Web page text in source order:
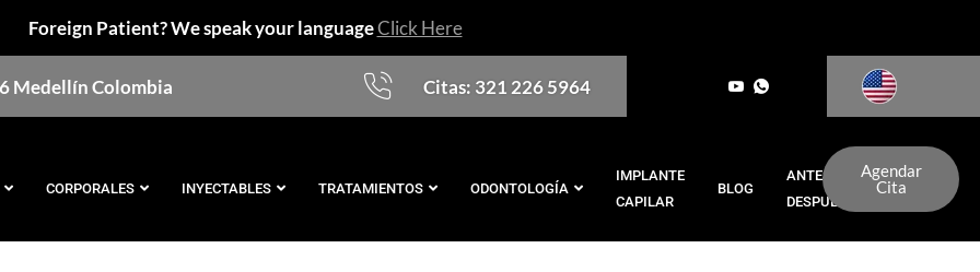
Foreign Patient? We speak your languageClick Here
Medellín Colombia Citas: 321 226 5964
CORPORALES INYECTABLES TRATAMIENTOS ODONTOLOGÍA
IMPLANTE
CAPILAR
BLOG
ANTES Y
DESPUÉS
Agendar
Cita